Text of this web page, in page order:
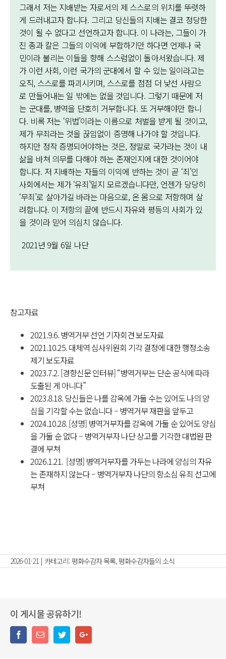
그래서 저는 지배받는 자로서의 제 스스로의 위치를 뚜렷하
게 드러내고자 합니다. 그리고 당신들의 지배는 결코 정당한
것이 될 수 없다고 선언하고자 합니다. 이 나라는, 그들이 가
진 총과 칼은 그들의 이익에 부합하기만 하다면 언제나 국
민이라 불리는 이들을 향해 스스럼없이 돌아서왔습니다. 제
가 이런 사회, 이런 국가의 군대에서 할 수 있는 일이라고는
오직, 스스로를 파괴시키며, 스스로를 점점 더 낯선 사람으
로 만들어내는 일 밖에는 없을 것입니다. 그렇기 때문에 저
는 군대를, 병역을 단호히 거부합니다. 또 거부해야만 합니
다. 비록 저는 ‘위법’이라는 이름으로 처벌을 받게 될 것이고,
제가 무죄라는 것을 끊임없이 증명해 나가야 할 것입니다.
하지만 정작 증명되어야하는 것은, 정말로 국가라는 것이 내
삶을 바쳐 의무를 다해야 하는 존재인지에 대한 것이어야
합니다. 저 지배하는 자들의 이익에 반하는 것이 곧 ‘죄’인
사회에서는 제가 ‘유죄’일지 모르겠습니다만, 언젠가 당당히
‘무죄’로 살아가길 바라는 마음으로, 온 몸으로 저항하며 살
려합니다. 이 저항의 끝에 반드시 자유와 평등의 사회가 있
을 것이라 믿어 의심치 않습니다.
2021년 9월 6일 나단
참고자료
2021.9.6. 병역거부 선언 기자회견 보도자료
2021.10.25.대체역 심사위원회 기각 결정에 대한 행정소송
제기 보도자료
2023.7.2.[경향신문 인터뷰] “병역거부는 단순 공식에 따라
도출된 게 아니다”
2023.8.18. 당신들은 나를 감옥에 가둘 수는 있어도 나의 양
심을 기각할 수는 없습니다 – 병역거부 재판을 앞두고
2024.10.28.[성명] 병역거부자를 감옥에 가둘 순 있어도 양심
을 가둘 순 없다 – 병역거부자 나단 상고를 기각한 대법원 판
결에 부쳐
2026.1.21. [성명] 병역거부자를 가두는 나라에 양심의 자유
는 존재하지 않는다 – 병역거부자 나단의 항소심 유죄 선고에
부쳐
2026-01-21 | 카테고리:평화수감자 목록,평화수감자들의 소식
이 게시물 공유하기!